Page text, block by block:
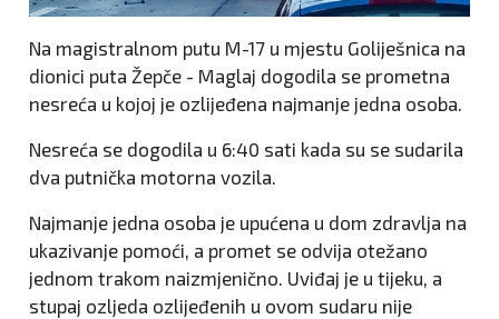
Na magistralnom putu M-17 u mjestu Goliješnica na
dionici puta Žepče - Maglaj dogodila se prometna
nesreća u kojoj je ozlijeđena najmanje jedna osoba.
Nesreća se dogodila u 6:40 sati kada su se sudarila
dva putnička motorna vozila.
Najmanje jedna osoba je upućena u dom zdravlja na
ukazivanje pomoći, a promet se odvija otežano
jednom trakom naizmjenično. Uviđaj je u tijeku, a
stupaj ozljeda ozlijeđenih u ovom sudaru nije